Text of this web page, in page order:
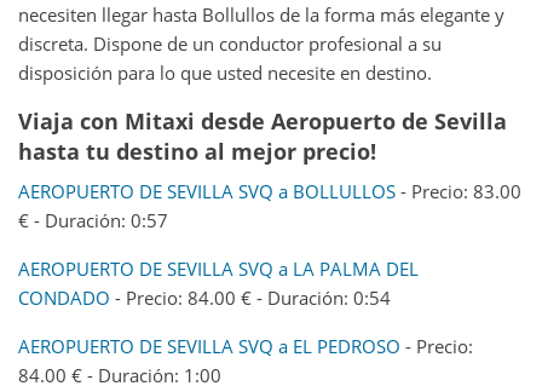
necesiten llegar hasta Bollullos de la forma más elegante y
discreta. Dispone de un conductor profesional a su
disposición para lo que usted necesite en destino.
Viaja con Mitaxi desde Aeropuerto de Sevilla
hasta tu destino al mejor precio!
AEROPUERTO DE SEVILLA SVQ a BOLLULLOS - Precio: 83.00
€ - Duración: 0:57
AEROPUERTO DE SEVILLA SVQ a LA PALMA DEL
CONDADO - Precio: 84.00 € - Duración: 0:54
AEROPUERTO DE SEVILLA SVQ a EL PEDROSO - Precio:
84.00 € - Duración: 1:00